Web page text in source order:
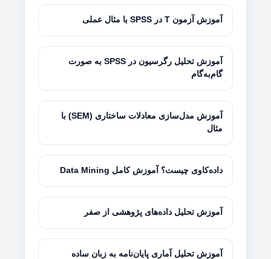
آموزش آزمون T در SPSS با مثال عملی
آموزش تحلیل رگرسیون در SPSS به صورت
گام‌به‌گام
آموزش مدل‌سازی معادلات ساختاری (SEM) با
مثال
داده‌کاوی چیست؟ آموزش کامل Data Mining
آموزش تحلیل داده‌های پژوهشی از صفر
آموزش تحلیل آماری پایان‌نامه به زبان ساده